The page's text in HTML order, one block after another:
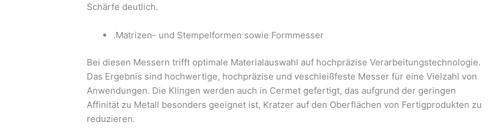
Schärfe deutlich.
.Matrizen- und Stempelformen sowie Formmesser
Bei diesen Messern trifft optimale Materialauswahl auf hochpräzise Verarbeitungstechnologie.
Das Ergebnis sind hochwertige, hochpräzise und veschleißfeste Messer für eine Vielzahl von
Anwendungen. Die Klingen werden auch in Cermet gefertigt, das aufgrund der geringen
Affinität zu Metall besonders geeignet ist, Kratzer auf den Oberflächen von Fertigprodukten zu
reduzieren.